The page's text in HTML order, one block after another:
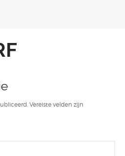
Vereiste velden zijn